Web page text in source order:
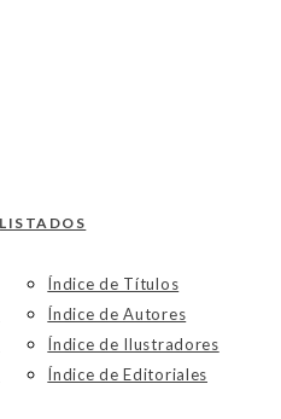
LISTADOS
Índice de Títulos
Índice de Autores
Índice de Ilustradores
Índice de Editoriales